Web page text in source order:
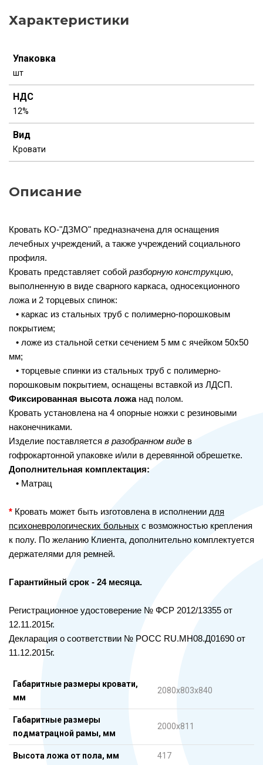
Характеристики
Упаковка
шт
НДС
12%
Вид
Кровати
Описание
Кровать КО-"ДЗМО" предназначена для оснащения
лечебных учреждений, а также учреждений социального
профиля.
Кровать представляет собой разборную конструкцию,
выполненную в виде сварного каркаса, односекционного
ложа и 2 торцевых спинок:
• каркас из стальных труб с полимерно-порошковым
покрытием;
• ложе из стальной сетки сечением 5 мм с ячейком 50х50
мм;
• торцевые спинки из стальных труб с полимерно-
порошковым покрытием, оснащены вставкой из ЛДСП.
Фиксированная высота ложа над полом.
Кровать установлена на 4 опорные ножки с резиновыми
наконечниками.
Изделие поставляется в разобранном виде в
гофрокартонной упаковке и/или в деревянной обрешетке.
Дополнительная комплектация:
• Матрац
* Кровать может быть изготовлена в исполнении для
психоневрологических больных с возможностью крепления
к полу. По желанию Клиента, дополнительно комплектуется
держателями для ремней.
Гарантийный срок - 24 месяца.
Регистрационное удостоверение № ФСР 2012/13355 от
12.11.2015г.
Декларация о соответствии № РОСС RU.МН08.Д01690 от
11.12.2015г.
Габаритные размеры кровати,
мм
2080х803х840
Габаритные размеры
подматрацной рамы, мм
2000х811
Высота ложа от пола, мм 417